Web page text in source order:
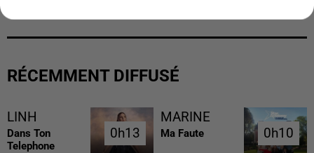
RÉCEMMENT DIFFUSÉ
LINH
Dans Ton
Telephone
0h13
0h13
MARINE
Ma Faute 0h10
0h10